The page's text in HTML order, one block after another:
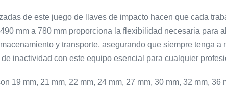
de este juego de llaves de impacto hacen que cada
mm a 780 mm proporciona la flexibilidad necesaria para
y transporte, asegurando que siempre tenga
inactividad con este equipo esencial para cualquier
19 mm, 21 mm, 22 mm, 24 mm, 27 mm, 30 mm, 32 mm, 36